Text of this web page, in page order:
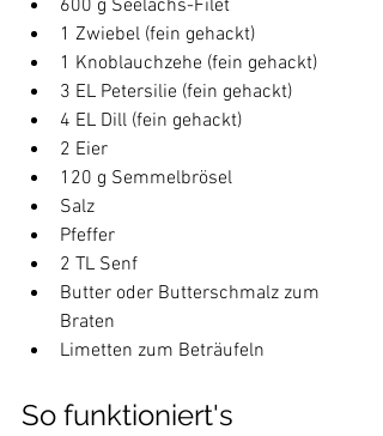
600 g Seelachs-Filet
1 Zwiebel (fein gehackt)
1 Knoblauchzehe (fein gehackt)
3 EL Petersilie (fein gehackt)
4 EL Dill (fein gehackt)
2 Eier
120 g Semmelbrösel
Salz
Pfeffer
2 TL Senf
Butter oder Butterschmalz zum
Braten
Limetten zum Beträufeln
So funktioniert's